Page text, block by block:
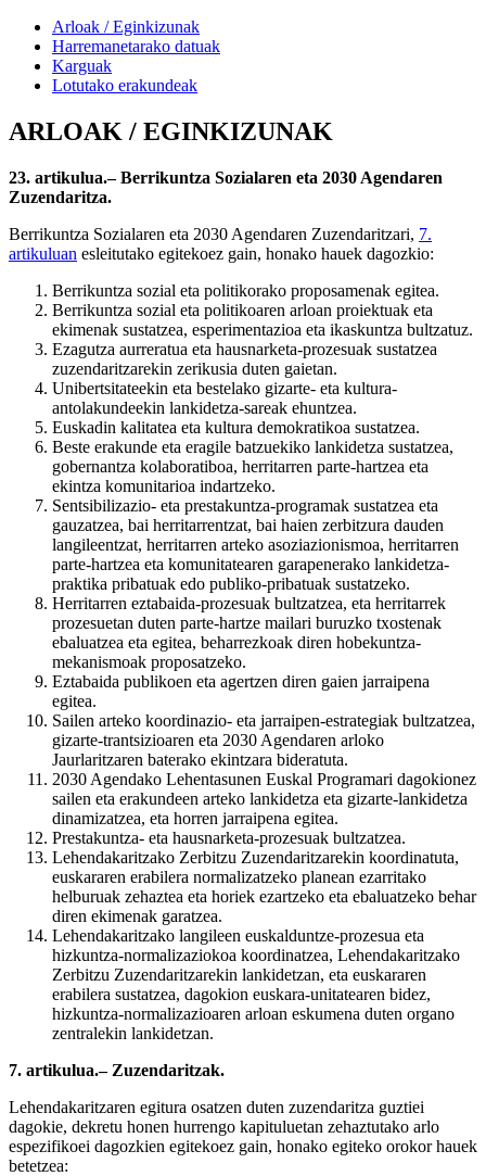
Arloak / Eginkizunak
Harremanetarako datuak
Karguak
Lotutako erakundeak
ARLOAK / EGINKIZUNAK
23. artikulua.– Berrikuntza Sozialaren eta 2030 Agendaren
Zuzendaritza.
Berrikuntza Sozialaren eta 2030 Agendaren Zuzendaritzari, 7.
artikuluan esleitutako egitekoez gain, honako hauek dagozkio:
Berrikuntza sozial eta politikorako proposamenak egitea.
Berrikuntza sozial eta politikoaren arloan proiektuak eta
ekimenak sustatzea, esperimentazioa eta ikaskuntza bultzatuz.
Ezagutza aurreratua eta hausnarketa-prozesuak sustatzea
zuzendaritzarekin zerikusia duten gaietan.
Unibertsitateekin eta bestelako gizarte- eta kultura-
antolakundeekin lankidetza-sareak ehuntzea.
Euskadin kalitatea eta kultura demokratikoa sustatzea.
Beste erakunde eta eragile batzuekiko lankidetza sustatzea,
gobernantza kolaboratiboa, herritarren parte-hartzea eta
ekintza komunitarioa indartzeko.
Sentsibilizazio- eta prestakuntza-programak sustatzea eta
gauzatzea, bai herritarrentzat, bai haien zerbitzura dauden
langileentzat, herritarren arteko asoziazionismoa, herritarren
parte-hartzea eta komunitatearen garapenerako lankidetza-
praktika pribatuak edo publiko-pribatuak sustatzeko.
Herritarren eztabaida-prozesuak bultzatzea, eta herritarrek
prozesuetan duten parte-hartze mailari buruzko txostenak
ebaluatzea eta egitea, beharrezkoak diren hobekuntza-
mekanismoak proposatzeko.
Eztabaida publikoen eta agertzen diren gaien jarraipena
egitea.
Sailen arteko koordinazio- eta jarraipen-estrategiak bultzatzea,
gizarte-trantsizioaren eta 2030 Agendaren arloko
Jaurlaritzaren baterako ekintzara bideratuta.
2030 Agendako Lehentasunen Euskal Programari dagokionez
sailen eta erakundeen arteko lankidetza eta gizarte-lankidetza
dinamizatzea, eta horren jarraipena egitea.
Prestakuntza- eta hausnarketa-prozesuak bultzatzea.
Lehendakaritzako Zerbitzu Zuzendaritzarekin koordinatuta,
euskararen erabilera normalizatzeko planean ezarritako
helburuak zehaztea eta horiek ezartzeko eta ebaluatzeko behar
diren ekimenak garatzea.
Lehendakaritzako langileen euskalduntze-prozesua eta
hizkuntza-normalizaziokoa koordinatzea, Lehendakaritzako
Zerbitzu Zuzendaritzarekin lankidetzan, eta euskararen
erabilera sustatzea, dagokion euskara-unitatearen bidez,
hizkuntza-normalizazioaren arloan eskumena duten organo
zentralekin lankidetzan.
7. artikulua.– Zuzendaritzak.
Lehendakaritzaren egitura osatzen duten zuzendaritza guztiei
dagokie, dekretu honen hurrengo kapituluetan zehaztutako arlo
espezifikoei dagozkien egitekoez gain, honako egiteko orokor hauek
betetzea: